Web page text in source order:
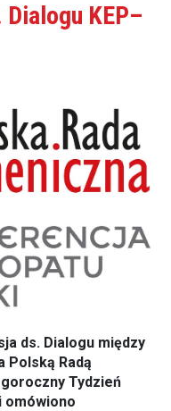
KEP–
ds. Dialogu między
Polską Radą
Tydzień
omówiono